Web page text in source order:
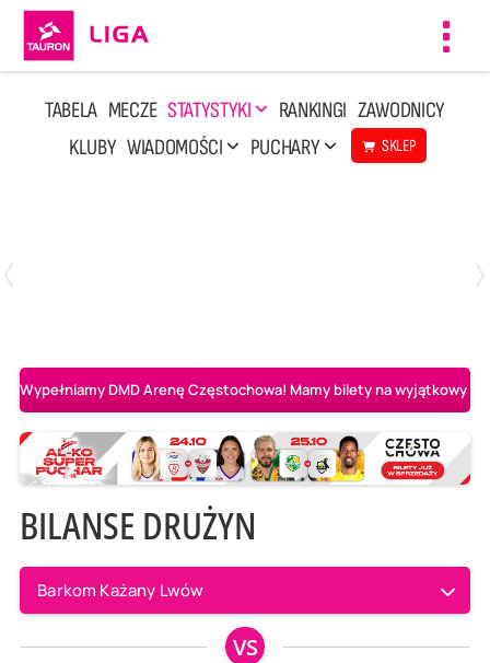
TABELA MECZE STATYSTYKI RANKINGI ZAWODNICY
KLUBY WIADOMOŚCI PUCHARY SKLEP
Wypełniamy DMD Arenę Częstochowa! Mamy bilety na wyjątkowy
BILANSE DRUŻYN
Barkom Każany Lwów
VS